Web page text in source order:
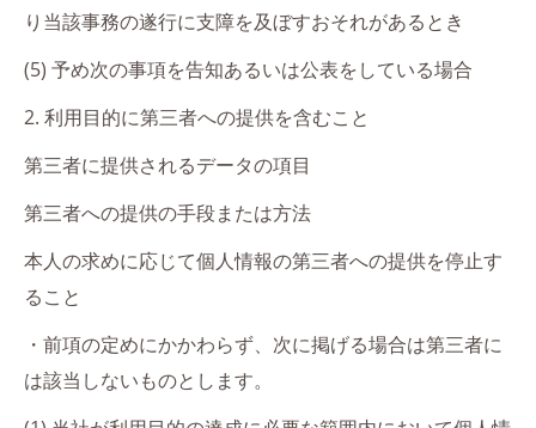
り当該事務の遂行に支障を及ぼすおそれがあるとき
(5) 予め次の事項を告知あるいは公表をしている場合
2. 利用目的に第三者への提供を含むこと
第三者に提供されるデータの項目
第三者への提供の手段または方法
本人の求めに応じて個人情報の第三者への提供を停止す
ること
・前項の定めにかかわらず、次に掲げる場合は第三者に
は該当しないものとします。